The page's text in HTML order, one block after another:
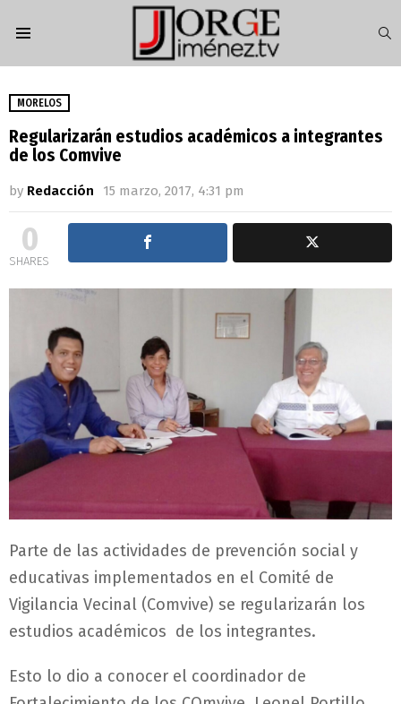
MORELOS
Regularizarán estudios académicos a integrantes
de los Comvive
by Redacción 15 marzo, 2017, 4:31 pm
0
SHARES
Parte de las actividades de prevención social y
educativas implementados en el Comité de
Vigilancia Vecinal (Comvive) se regularizarán los
estudios académicos de los integrantes.
Esto lo dio a conocer el coordinador de